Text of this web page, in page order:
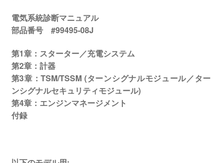
電気系統診断マニュアル
部品番号 #99495-08J
第1章：スターター／充電システム
第2章：計器
第3章：TSM/TSSM (ターンシグナルモジュール／ター
ンシグナルセキュリティモジュール)
第4章：エンジンマネージメント
付録